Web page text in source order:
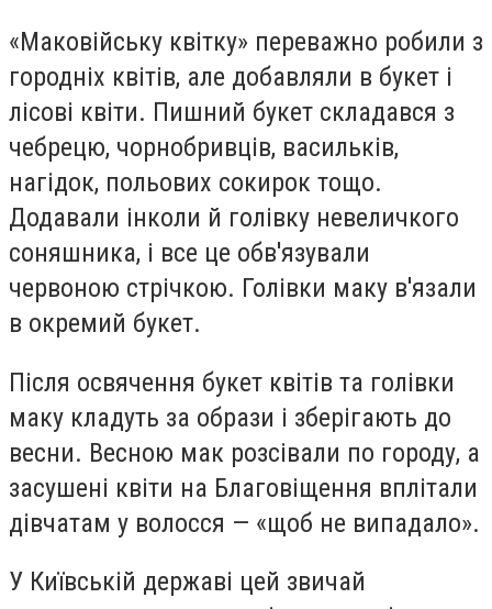
«Маковійську квітку» переважно робили з
городніх квітів, але добавляли в букет і
лісові квіти. Пишний букет складався з
чебрецю, чорнобривців, васильків,
нагідок, польових сокирок тощо.
Додавали інколи й голівку невеличкого
соняшника, і все це обв'язували
червоною стрічкою. Голівки маку в'язали
в окремий букет.
Після освячення букет квітів та голівки
маку кладуть за образи і зберігають до
весни. Весною мак розсівали по городу, а
засушені квіти на Благовіщення вплітали
дівчатам у волосся — «щоб не випадало».
У Київській державі цей звичай